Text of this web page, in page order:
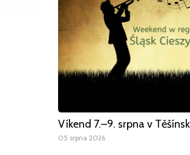
Víkend 7.–9. srpna v
05 srpna 2026